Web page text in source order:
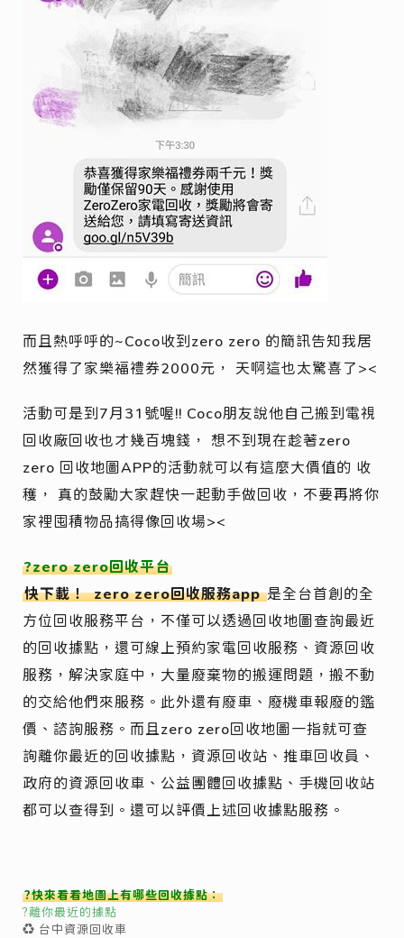
而且熱呼呼的~Coco收到zero zero 的簡訊告知我居
然獲得了家樂福禮券2000元， 天啊這也太驚喜了><
活動可是到7月31號喔!! Coco朋友說他自己搬到電視
回收廠回收也才幾百塊錢， 想不到現在趁著zero
zero 回收地圖APP的活動就可以有這麼大價值的 收
穫， 真的鼓勵大家趕快一起動手做回收，不要再將你
家裡囤積物品搞得像回收場><
?zero zero回收平台
快下載！ zero zero回收服務app是全台首創的全
方位回收服務平台，不僅可以透過回收地圖查詢最近
的回收據點，還可線上預約家電回收服務、資源回收
服務，解決家庭中，大量廢棄物的搬運問題，搬不動
的交給他們來服務。此外還有廢車、廢機車報廢的鑑
價、諮詢服務。而且zero zero回收地圖一指就可查
詢離你最近的回收據點，資源回收站、推車回收員、
政府的資源回收車、公益團體回收據點、手機回收站
都可以查得到。還可以評價上述回收據點服務。
?快來看看地圖上有哪些回收據點：
?離你最近的據點
♻ 台中資源回收車